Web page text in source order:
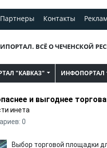
Партнеры Контакты
ВСЁ О ЧЕЧЕНСКОЙ
"КАВКАЗ" ИНФОПОРТАЛ
и выгоднее
инета
0
Выбор торговой площадки